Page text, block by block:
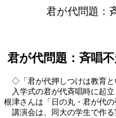
君が代問題：
君が代問題：斉唱
◇「君が代押しつけは教育と
入学式の君が代斉唱時に起立
根津さんは「日の丸・君が代
講演会は、同大の学生で作る